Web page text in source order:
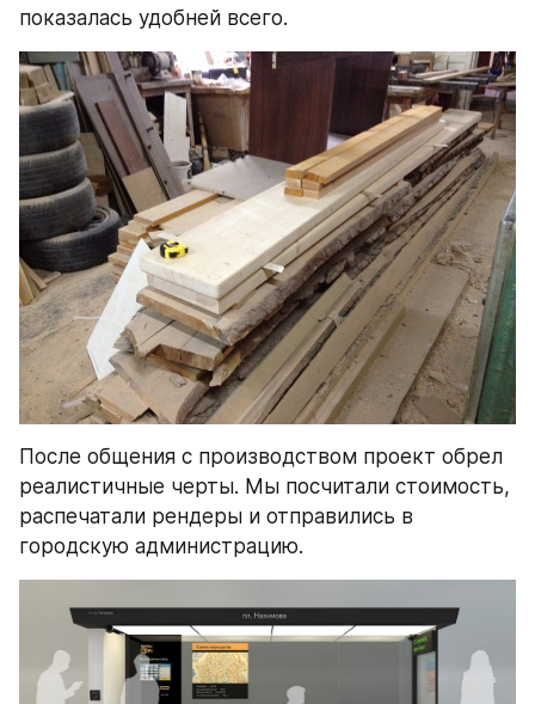
показалась удобней всего.
После общения с производством проект обрел
реалистичные черты. Мы посчитали стоимость,
распечатали рендеры и отправились в
городскую администрацию.